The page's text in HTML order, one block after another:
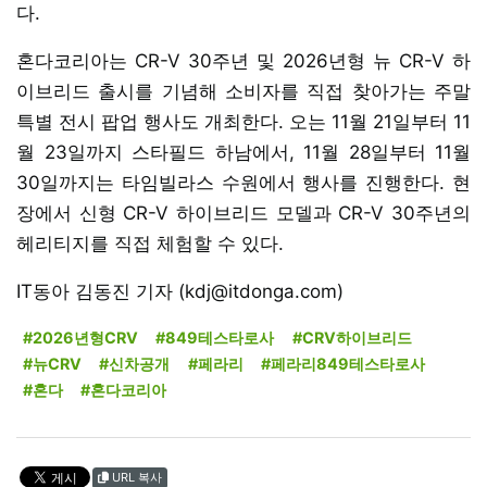
다.
혼다코리아는 CR-V 30주년 및 2026년형 뉴 CR-V 하
이브리드 출시를 기념해 소비자를 직접 찾아가는 주말
특별 전시 팝업 행사도 개최한다. 오는 11월 21일부터 11
월 23일까지 스타필드 하남에서, 11월 28일부터 11월
30일까지는 타임빌라스 수원에서 행사를 진행한다. 현
장에서 신형 CR-V 하이브리드 모델과 CR-V 30주년의
헤리티지를 직접 체험할 수 있다.
IT동아 김동진 기자 (kdj@itdonga.com)
#2026년형CRV #849테스타로사
#CRV하이브리드
#뉴CRV
#신차공개 #페라리
#페라리849테스타로사
#혼다
#혼다코리아
URL 복사